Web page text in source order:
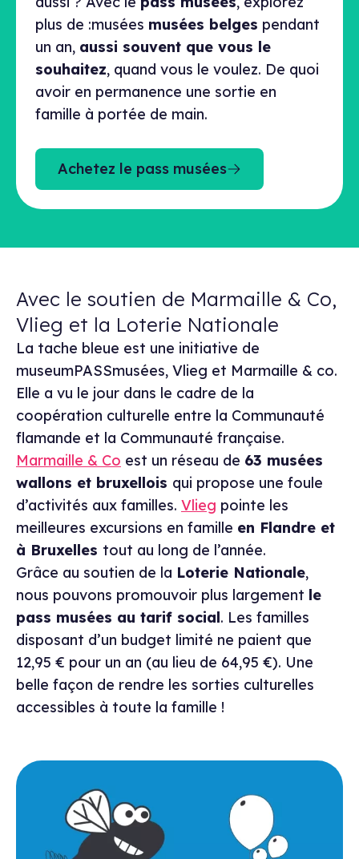
plus de :musées musées belges pendant
un an, aussi souvent que vous le
souhaitez, quand vous le voulez. De quoi
avoir en permanence une sortie en
famille à portée de main.
Achetez le pass musées
Avec le soutien de Marmaille & Co,
Vlieg et la Loterie Nationale
La tache bleue est une initiative de
museumPASSmusées, Vlieg et Marmaille & co.
Elle a vu le jour dans le cadre de la
coopération culturelle entre la Communauté
flamande et la Communauté française.
Marmaille & Co est un réseau de 63 musées
wallons et bruxellois qui propose une foule
d’activités aux familles. Vlieg pointe les
meilleures excursions en famille en Flandre et
à Bruxelles tout au long de l’année.
Grâce au soutien de la Loterie Nationale,
nous pouvons promouvoir plus largement le
pass musées au tarif social. Les familles
disposant d’un budget limité ne paient que
12,95 € pour un an (au lieu de 64,95 €). Une
belle façon de rendre les sorties culturelles
accessibles à toute la famille !